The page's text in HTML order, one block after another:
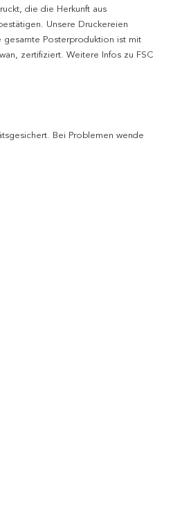
die die Herkunft aus
Unsere Druckereien
gesamte Posterproduktion ist mit
zertifiziert. Weitere Infos zu FSC
Bei Problemen wende